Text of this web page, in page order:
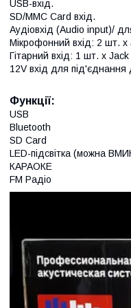
USB-вхід.
SD/MMC Card вхід.
Аудіовхід (Audio input)/
Мікрофонний вхід: 2 шт. х
Гітарний вхід: 1 шт. х
12V вхід для під'єднання
Функції:
USB
Bluetooth
SD Card
LED-підсвітка (можна
КАРАОКЕ
FM Радіо